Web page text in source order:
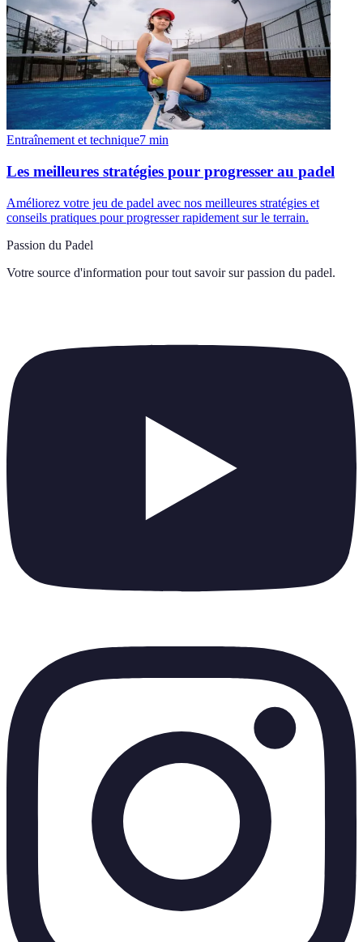
Entraînement et technique7 min
Les meilleures stratégies pour progresser au padel
Améliorez votre jeu de padel avec nos meilleures stratégies et
conseils pratiques pour progresser rapidement sur le terrain.
Passion du Padel
Votre source d'information pour tout savoir sur passion du padel.